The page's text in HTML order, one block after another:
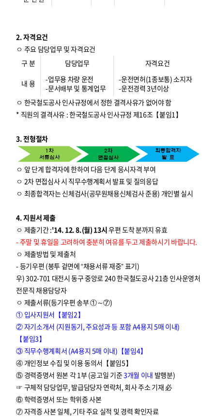
2. 자격요건
ㅇ 주요 담당업무 및 자격요건
구 분
담당업무 자격요건
내 용
-업무용 차량 운전
-문서배부 및 통계업무
-운전면허(1종보통) 소지자
-운전경력 3년이상
ㅇ 한국철도공사 인사규정에서 정한 결격사유가 없어야 함
* 직원의 결격사유 : 한국철도공사 인사규정 제16조【붙임1】
3. 전형절차
ㅇ 앞 단계 합격자에 한하여 다음 단계 응시자격 부여
ㅇ 2차 면접심사 시 직무수행계획서 발표 및 질의응답
ㅇ 최종합격자는 신체검사(공무원채용신체검사 준용) 개인별 실시
4. 지원서 제출
ㅇ 제출기간 :'14. 12. 8.(월) 13시우편 도착 분까지 유효
- 주말 및 휴일을 고려하여 충분히 여유를 두고 제출하시기 바랍니다.
ㅇ 제출방법 및 제출처
- 등기우편 (봉투 겉면에 “채용서류 재중” 표기)
우) 302-701 대전시 동구 중앙로 240 한국철도공사 21층 인사운영처
전문직 채용담당자
ㅇ 제출서류(등기우편 송부 ①～⑦)
① 입사지원서【붙임2】
② 자기소개서 (지원동기, 주요성과 등 포함 A4용지 5매 이내)
【붙임3】
③ 직무수행계획서 (A4용지 5매 이내)【붙임4】
④ 개인정보 수집 및 이용 동의서【붙임5】
⑤ 경력증명서 원본 각 1부 (공고일 기준3개월 이내 발행분)
☞ 구체적 담당업무, 발급담당자 연락처, 회사 주소 기재 必
⑥ 학력증명서 또는 학위증 사본
⑦ 자격증 사본 일체, 기타 주요 실적 및 경력 확인자료